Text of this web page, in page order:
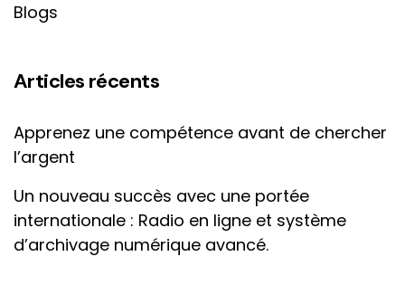
Blogs
Articles récents
Apprenez une compétence avant de chercher
l’argent
Un nouveau succès avec une portée
internationale : Radio en ligne et système
d’archivage numérique avancé.